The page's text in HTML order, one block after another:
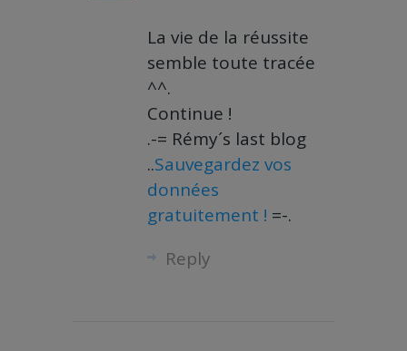
La vie de la réussite
semble toute tracée
^^.
Continue !
.-= Rémy´s last blog
..Sauvegardez vos
données
gratuitement ! =-.
Reply